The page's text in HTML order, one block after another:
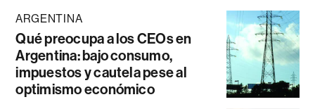
ARGENTINA
Qué preocupa a los CEOs en
Argentina: bajo consumo,
impuestos y cautela pese al
optimismo económico